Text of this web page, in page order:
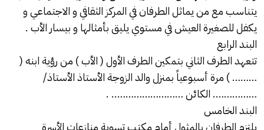
يتناسب مع من يماثل الطرفان في المركز الثقافي و الاجتماعي و
يكفل للصغيرة العيش في مستوي يليق بأمثالها و بيسار الأب .
البند الرابع
تتعهد الطرف الثاني بتمكين الطرف الأول ( الأب ) من رؤية ابنه (
……… ) مرة أسبوعياً بمنزل والد الزوجة الأستاذ الأستاذ/
……………. الكائن …………………….. .
البند الخامس
يلتزم الطرفان بالمثول أمام مكتب تسوية منازعات الأسرة